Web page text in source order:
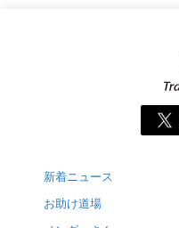
新着ニュース
お助け道場